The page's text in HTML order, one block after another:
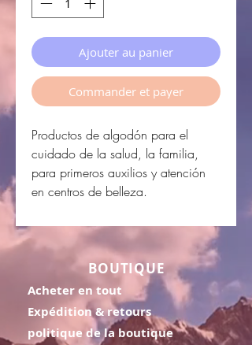
Ajouter au panier
Commander et payer
Productos de algodón para el
cuidado de la salud, la familia,
para primeros auxilios y atención
en centros de belleza.
BOUTIQUE
Acheter en tout
Expédition & retours
politique de la boutique